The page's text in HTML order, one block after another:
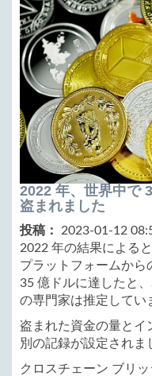
2022 年、世界中で
盗まれました
投稿：
2023-01-12
2022 年の結果による
プラットフォームから
35 億ドルに達したと
の専門家は推定してい
盗まれた資金の量とイ
別の記録が設定されま
クロスチェーン ブリ